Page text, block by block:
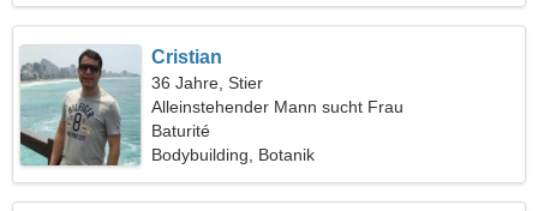
Cristian
36 Jahre, Stier
Alleinstehender Mann sucht Frau
Baturité
Bodybuilding, Botanik